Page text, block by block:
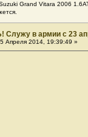
Grand Vitara 2006
в армии с 23
Апреля 2014, 19:39:49 »